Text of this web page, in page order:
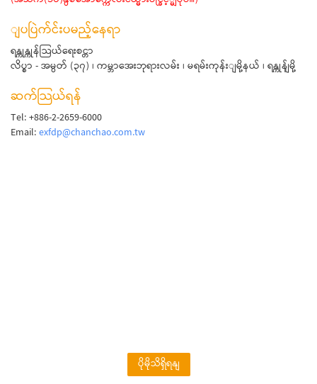
ျပပြဲက်င်းပမည့်နေရာ
ရန္ကုန္ကုန်သြယ်ရေးစင္တာ
လိပ္စာ - အမွတ် (၃၇) ၊ ကမ္ဘာအေးဘုရားလမ်း ၊ မရမ်းကုန်းျမို့နယ် ၊ ရန္ကုန်ျမို့
ဆက်သြယ်ရန်
Tel: +886-2-2659-6000
Email:exfdp@chanchao.com.tw
ပိုမိုသိရှိရနျ